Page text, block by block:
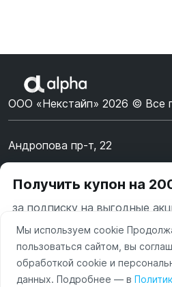
ООО «Некстайп» 2026 © Все
Андропова пр-т, 22
8 (800) 123-55-44
msk@alpha-demo.ru
Акции
О магазине
Получить купон на
за подписку на выгодные
Нажимая на кнопку
Ваш город —
Московская
Мы используем cookie
пользоваться сайтом, вы
обработкой cookie и
данных. Подробнее — в